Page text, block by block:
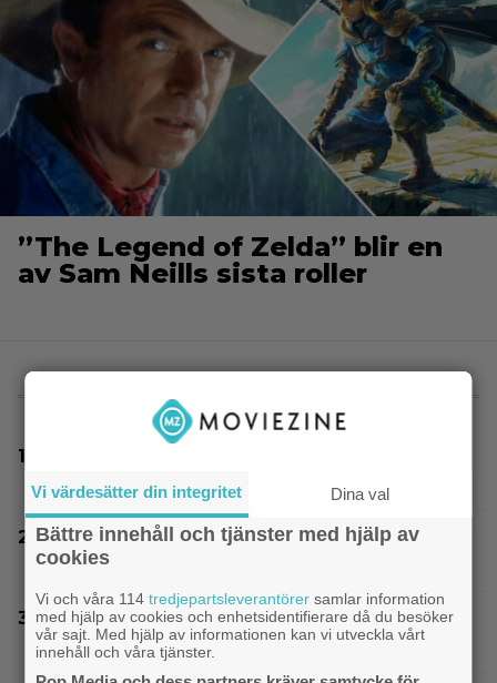
”The Legend of Zelda” blir en
av Sam Neills sista roller
sista roller
Netflix har lagt ned David Finchers
amerikanska ”Squid Game”-spinoff
SVT Play har precis lagt till 17 nya filmer – här
är mina 3 bästa tips
Vi värdesätter din integritet Dina val
Bättre innehåll och tjänster med hjälp av
cookies
Vi och våra 114tredjepartsleverantörer samlar information
med hjälp av cookies och enhetsidentifierare då du besöker
vår sajt. Med hjälp av informationen kan vi utveckla vårt
innehåll och våra tjänster.